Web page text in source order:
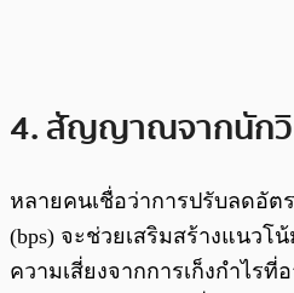
4. สัญญาณจากนักวิ
หลายคนเชื่อว่าการปรับลดอัต
(bps) จะช่วยเสริมสร้างแนว
ความเสี่ยงจากการเก็งกำไร